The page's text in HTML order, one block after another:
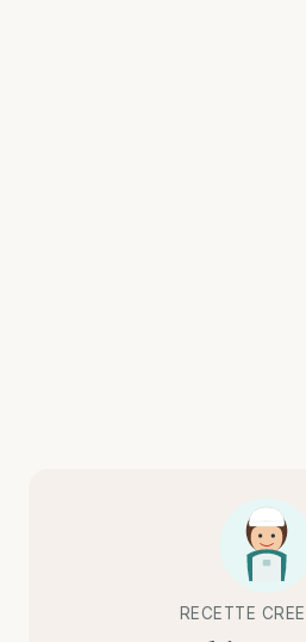
RECETTE